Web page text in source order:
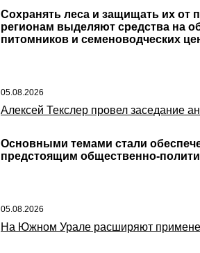
Сохранять леса и защищать их от
регионам выделяют средства на
питомников и семеноводческих
05.08.2026
Алексей Текслер провел заседание
Основными темами стали
предстоящим общественно-
05.08.2026
На Южном Урале расширяют